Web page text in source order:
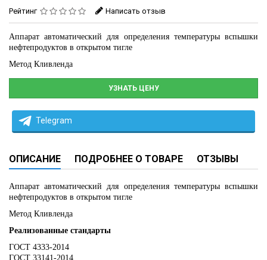
Рейтинг Написать отзыв
Аппарат автоматический для определения температуры вспышки
нефтепродуктов в открытом тигле
Метод Кливленда
УЗНАТЬ ЦЕНУ
Telegram
ОПИСАНИЕ ПОДРОБНЕЕ О ТОВАРЕ ОТЗЫВЫ
Аппарат автоматический для определения температуры вспышки
нефтепродуктов в открытом тигле
Метод Кливленда
Реализованные стандарты
ГОСТ 4333-2014
ГОСТ 33141-2014